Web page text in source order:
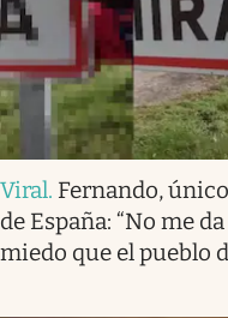
Viral. Fernando,
de España: “No me
miedo que el pueblo